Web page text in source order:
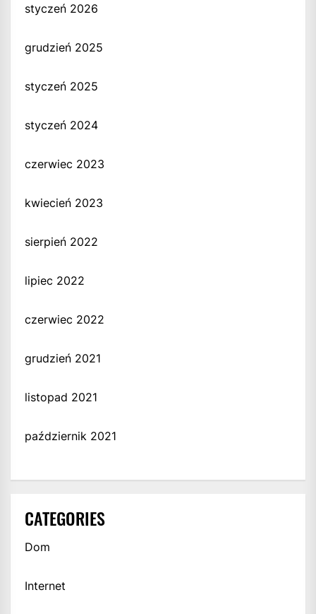
styczeń 2026
grudzień 2025
styczeń 2025
styczeń 2024
czerwiec 2023
kwiecień 2023
sierpień 2022
lipiec 2022
czerwiec 2022
grudzień 2021
listopad 2021
październik 2021
CATEGORIES
Dom
Internet